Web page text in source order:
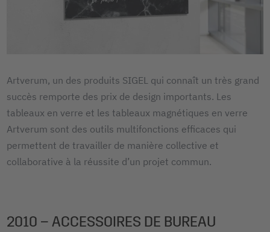
Artverum, un des produits SIGEL qui connaît un très grand
succès remporte des prix de design importants. Les
tableaux en verre et les tableaux magnétiques en verre
Artverum sont des outils multifonctions efficaces qui
permettent de travailler de manière collective et
collaborative à la réussite d’un projet commun.
2010 – ACCESSOIRES DE BUREAU